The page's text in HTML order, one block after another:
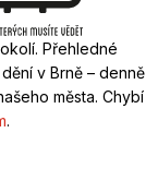
Přehledné
v Brně – denně
města. Chybí
.